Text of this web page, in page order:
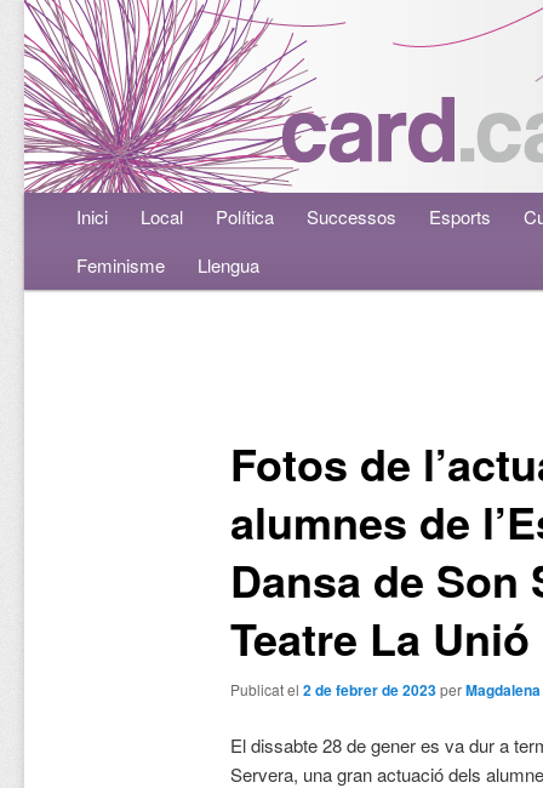
Menú principalAneu al contingut principal
Aneu al contingut secundari
Inici Local Política Successos Esports
Feminisme
Llengua
Fotos de
alumnes de
Dansa de Son
Teatre La Unió
Publicat el 2 de febrer de 2023per
El dissabte 28 de gener es va dur a
Servera, una gran actuació dels